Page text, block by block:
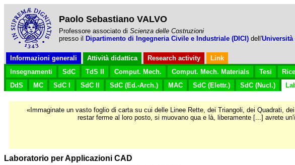
Paolo Sebastiano VALVO
Professore associato di Scienza delle Costruzioni
presso il
Dipartimento di Ingegneria Civile e Industriale (DICI) dell'Università
Informazioni generali Attività didattica Research activity
Link
Insegnamenti
SdC TdS II Comput. Mech. Comput. Mech. Materials Tesi
DdS
MC SdC I SdC II SdC (Ed.-Arch.) MAC SdC (Elettr.) SdC (Nucl.)
«Immaginate un vasto foglio di carta su cui delle Linee Rette, dei Triangoli, dei Quadrati,
restar ferme al loro posto, si muovano qua e là, liberamente [...] avrete
Laboratorio per Applicazioni CAD